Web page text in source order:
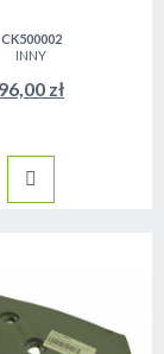
CK500002
INNY
96,00 zł